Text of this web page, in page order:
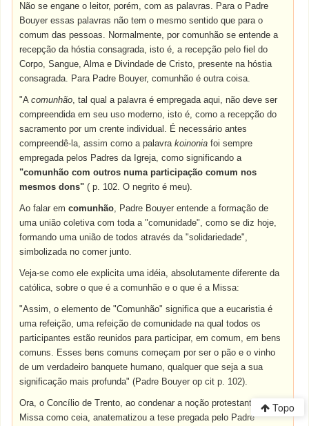
Não se engane o leitor, porém, com as palavras. Para o Padre
Bouyer essas palavras não tem o mesmo sentido que para o
comum das pessoas. Normalmente, por comunhão se entende a
recepção da hóstia consagrada, isto é, a recepção pelo fiel do
Corpo, Sangue, Alma e Divindade de Cristo, presente na hóstia
consagrada. Para Padre Bouyer, comunhão é outra coisa.
"Acomunhão, tal qual a palavra é empregada aqui, não deve ser
compreendida em seu uso moderno, isto é, como a recepção do
sacramento por um crente individual. É necessário antes
compreendê-la, assim como a palavrakoinonia foi sempre
empregada pelos Padres da Igreja, como significando a
"comunhão com outros numa participação comum nos
mesmos dons" ( p. 102. O negrito é meu).
Ao falar emcomunhão, Padre Bouyer entende a formação de
uma união coletiva com toda a "comunidade", como se diz hoje,
formando uma união de todos através da "solidariedade",
simbolizada no comer junto.
Veja-se como ele explicita uma idéia, absolutamente diferente da
católica, sobre o que é a comunhão e o que é a Missa:
"Assim, o elemento de "Comunhão" significa que a eucaristia é
uma refeição, uma refeição de comunidade na qual todos os
participantes estão reunidos para participar, em comum, em bens
comuns. Esses bens comuns começam por ser o pão e o vinho
de um verdadeiro banquete humano, qualquer que seja a sua
significação mais profunda" (Padre Bouyer op cit p. 102).
Ora, o Concílio de Trento, ao condenar a noção protestante de
Missa como ceia, anatematizou a tese pregada pelo Padre
Topo